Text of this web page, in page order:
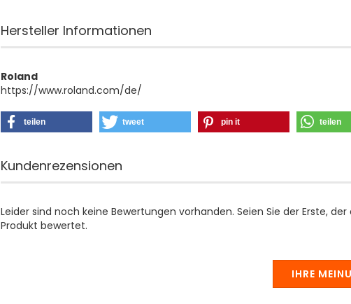
Hersteller Informationen
Roland
https://www.roland.com/de/
teilen tweet pin it teilen
Kundenrezensionen
Leider sind noch keine Bewertungen vorhanden. Seien Sie der Erste, der
Produkt bewertet.
IHRE